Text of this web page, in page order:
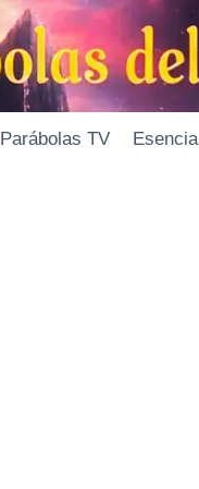
Parábolas TV Esencia